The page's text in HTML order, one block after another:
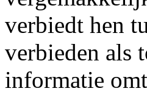
verbiedt hen
verbieden als
informatie